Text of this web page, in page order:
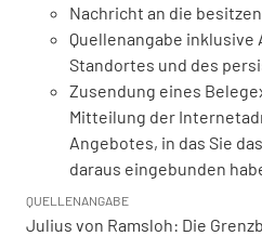
Nachricht an die
Quellenangabe inklusive
Standortes und des
Zusendung eines
Mitteilung der
Angebotes, in das Sie
daraus eingebunden
QUELLENANGABE
Julius von Ramsloh: Die